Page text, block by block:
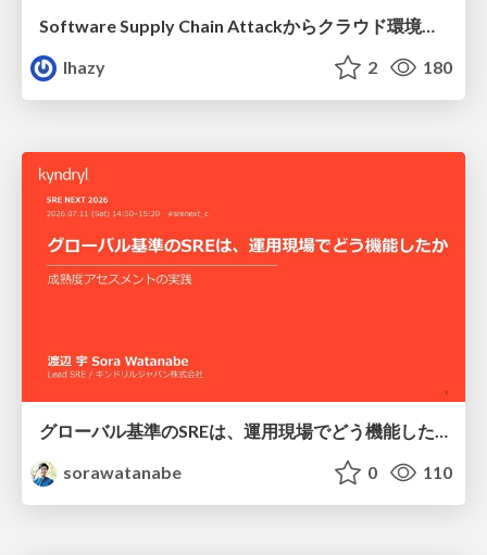
Software Supply Chain Attackからクラウド環境を守るためにできること
lhazy
2 180
sorawatanabe
0 110